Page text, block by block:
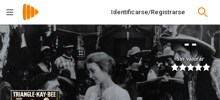
Identificarse/Registrarse
--
Sin valorar